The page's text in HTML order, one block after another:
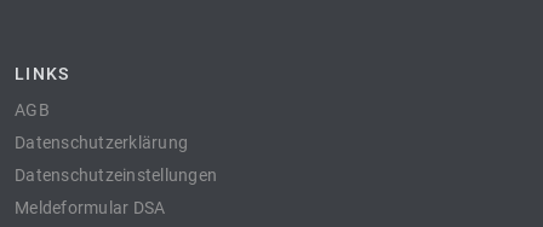
LINKS
AGB
Datenschutzerklärung
Datenschutzeinstellungen
Meldeformular DSA